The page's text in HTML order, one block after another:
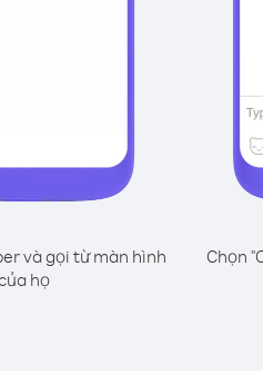
và gọi từ màn hình
họ
Chọn